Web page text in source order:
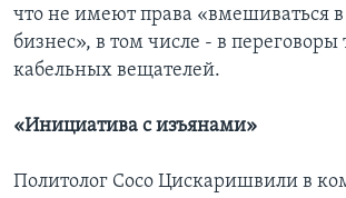
что не имеют права «вмешиваться
бизнес», в том числе - в переговоры
кабельных вещателей.
«Инициатива с изъянами»
Политолог Сосо Цискаришвили в